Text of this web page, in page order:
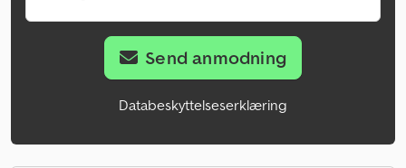
Send anmodning
Databeskyttelseserklæring